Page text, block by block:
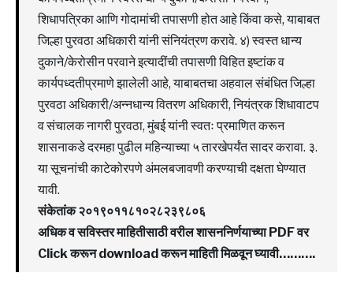
शिधापत्रिका आणि गोदामांची तपासणी होत आहे किंवा कसे, याबाबत
जिल्हा पुरवठा अधिकारी यांनी संनियंत्रण करावे. ४) स्वस्त धान्य
दुकाने/केरोसीन परवाने इत्यादींची तपासणी विहित इष्टांक व
कार्यपध्दतीप्रमाणे झालेली आहे, याबाबतचा अहवाल संबंधित जिल्हा
पुरवठा अधिकारी/अन्नधान्य वितरण अधिकारी, नियंत्रक शिधावाटप
व संचालक नागरी पुरवठा, मुंबई यांनी स्वतः प्रमाणित करून
शासनाकडे दरमहा पुढील महिन्याच्या ५ तारखेपर्यंत सादर करावा. ३.
या सूचनांची काटेकोरपणे अंमलबजावणी करण्याची दक्षता घेण्यात
यावी.
संकेतांक २०१९०११८१०२८२३९८०६
अधिक व सविस्तर माहितीसाठी वरील शासननिर्णयाच्या PDF वर
Click करून download करून माहिती मिळवून घ्यावी……….